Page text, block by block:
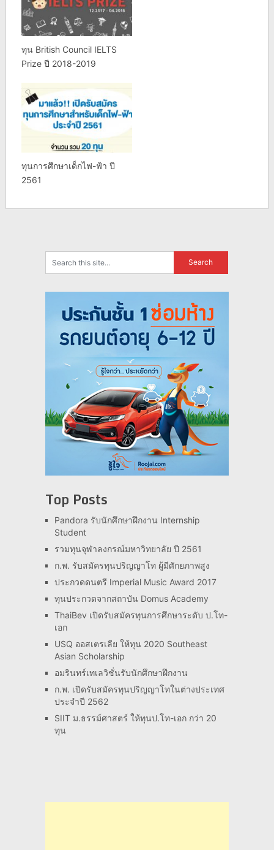
ทุน British Council IELTS
Prize ปี 2018-2019
ทุนการศึกษาเด็กไฟ-ฟ้า ปี
2561
Top Posts
Pandora รับนักศึกษาฝึกงาน Internship
Student
รวมทุนจุฬาลงกรณ์มหาวิทยาลัย ปี 2561
ก.พ. รับสมัครทุนปริญญาโท ผู้มีศักยภาพสูง
ประกวดดนตรี Imperial Music Award 2017
ทุนประกวดจากสถาบัน Domus Academy
ThaiBev เปิดรับสมัครทุนการศึกษาระดับ ป.โท-
เอก
USQ ออสเตรเลีย ให้ทุน 2020 Southeast
Asian Scholarship
อมรินทร์เทเลวิชั่นรับนักศึกษาฝึกงาน
ก.พ. เปิดรับสมัครทุนปริญญาโทในต่างประเทศ
ประจำปี 2562
SIIT ม.ธรรม์ศาสตร์ ให้ทุนป.โท-เอก กว่า 20
ทุน